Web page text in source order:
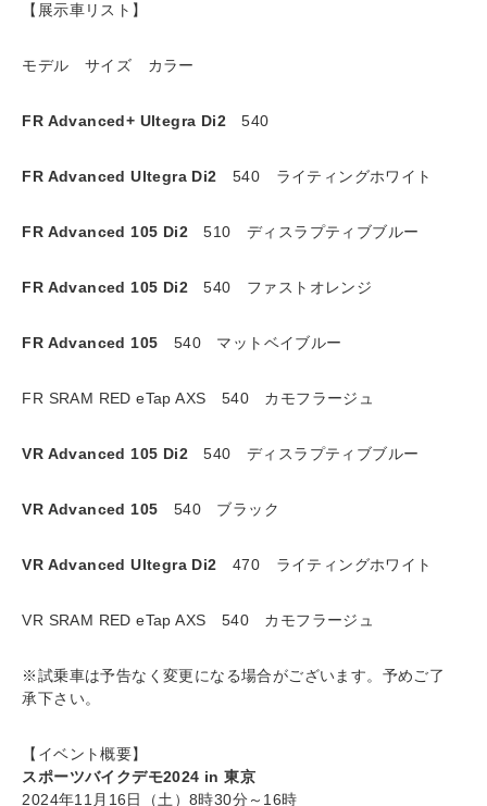
【展示車リスト】
モデル サイズ カラー
FR Advanced+ Ultegra Di2 540
FR Advanced Ultegra Di2 540 ライティングホワイト
FR Advanced 105 Di2 510 ディスラプティブブルー
FR Advanced 105 Di2 540 ファストオレンジ
FR Advanced 105 540 マットベイブルー
FR SRAM RED eTap AXS 540 カモフラージュ
VR Advanced 105 Di2 540 ディスラプティブブルー
VR Advanced 105 540 ブラック
VR Advanced Ultegra Di2 470 ライティングホワイト
VR SRAM RED eTap AXS 540 カモフラージュ
※試乗車は予告なく変更になる場合がございます。予めご了
承下さい。
【イベント概要】
スポーツバイクデモ2024 in 東京
2024年11月16日（土）8時30分～16時